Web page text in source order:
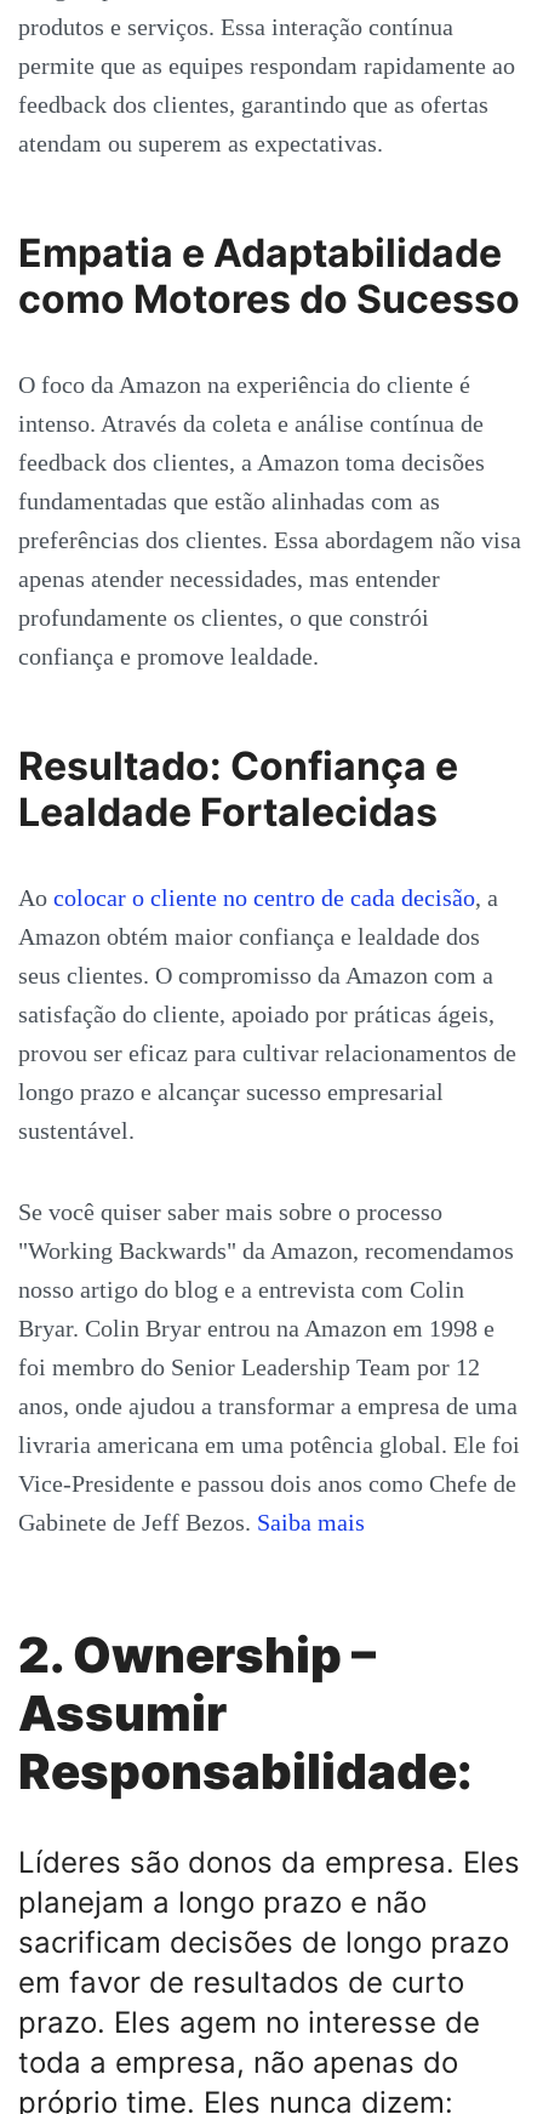
produtos e serviços. Essa interação contínua
permite que as equipes respondam rapidamente ao
feedback dos clientes, garantindo que as ofertas
atendam ou superem as expectativas.
Empatia e Adaptabilidade
como Motores do Sucesso
O foco da Amazon na experiência do cliente é
intenso. Através da coleta e análise contínua de
feedback dos clientes, a Amazon toma decisões
fundamentadas que estão alinhadas com as
preferências dos clientes. Essa abordagem não visa
apenas atender necessidades, mas entender
profundamente os clientes, o que constrói
confiança e promove lealdade.
Resultado: Confiança e
Lealdade Fortalecidas
Ao colocar o cliente no centro de cada decisão, a
Amazon obtém maior confiança e lealdade dos
seus clientes. O compromisso da Amazon com a
satisfação do cliente, apoiado por práticas ágeis,
provou ser eficaz para cultivar relacionamentos de
longo prazo e alcançar sucesso empresarial
sustentável.
Se você quiser saber mais sobre o processo
"Working Backwards" da Amazon, recomendamos
nosso artigo do blog e a entrevista com Colin
Bryar. Colin Bryar entrou na Amazon em 1998 e
foi membro do Senior Leadership Team por 12
anos, onde ajudou a transformar a empresa de uma
livraria americana em uma potência global. Ele foi
Vice-Presidente e passou dois anos como Chefe de
Gabinete de Jeff Bezos. Saiba mais
2. Ownership –
Assumir
Responsabilidade:
Líderes são donos da empresa. Eles
planejam a longo prazo e não
sacrificam decisões de longo prazo
em favor de resultados de curto
prazo. Eles agem no interesse de
toda a empresa, não apenas do
próprio time. Eles nunca dizem: